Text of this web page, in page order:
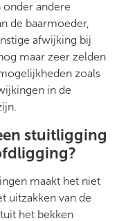
andere
de baarmoeder,
afwijking bij
maar zeer zelden
zoals
in de
stuitligging
maakt het niet
uitzakken van de
het bekken